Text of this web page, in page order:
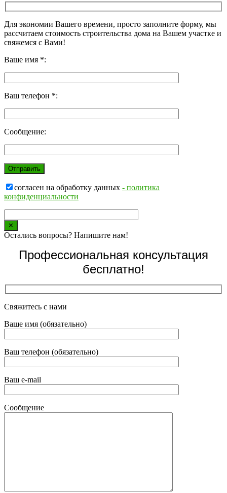
Для экономии Вашего времени, просто заполните форму, мы
рассчитаем стоимость строительства дома на Вашем участке и
свяжемся с Вами!
Ваше имя *:
Ваш телефон *:
Сообщение:
согласен на обработку данных - политика
конфиденциальности
✕
Остались вопросы? Напишите нам!
Профессиональная консультация
бесплатно!
Свяжитесь с нами
Ваше имя (обязательно)
Ваш телефон (обязательно)
Ваш e-mail
Сообщение